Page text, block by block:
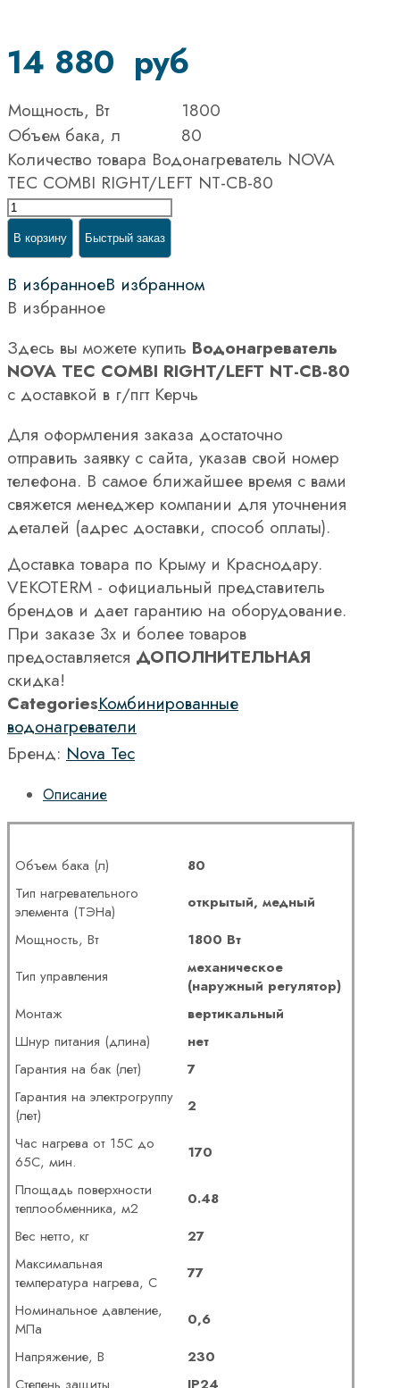
14 880 руб
Мощность, Вт
1800
Объем бака, л
80
Количество товара Водонагреватель NOVA
TEC COMBI RIGHT/LEFT NT-CB-80
В корзину Быстрый заказ
В избранноеВ избранном
В избранное
Здесь вы можете купить Водонагреватель
NOVA TEC COMBI RIGHT/LEFT NT-CB-80
с доставкой в г/пгт Керчь
Для оформления заказа достаточно
отправить заявку с сайта, указав свой номер
телефона. В самое ближайшее время с вами
свяжется менеджер компании для уточнения
деталей (адрес доставки, способ оплаты).
Доставка товара по Крыму и Краснодару.
VEKOTERM - официальный представитель
брендов и дает гарантию на оборудование.
При заказе 3х и более товаров
предоставляется ДОПОЛНИТЕЛЬНАЯ
скидка!
CategoriesКомбинированные
водонагреватели
Бренд: Nova Tec
Описание
Объем бака (л)
80
Тип нагревательного
элемента (ТЭНа)
открытый, медный
Мощность, Вт
1800 Вт
Тип управления
механическое
(наружный регулятор)
Монтаж
вертикальный
Шнур питания (длина)
нет
Гарантия на бак (лет)
7
Гарантия на электрогруппу
(лет)
2
Час нагрева от 15С до
65С, мин.
170
Площадь поверхности
теплообменника, м2
0.48
Вес нетто, кг
27
Максимальная
температура нагрева, С
77
Номинальное давление,
МПа
0,6
Напряжение, В
230